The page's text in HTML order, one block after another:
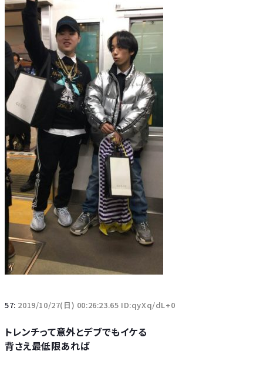
57: 2019/10/27(日) 00:26:23.65 ID:qyXq/dL+0
トレンチって意外とデブでもイケる
背さえ最低限あれば